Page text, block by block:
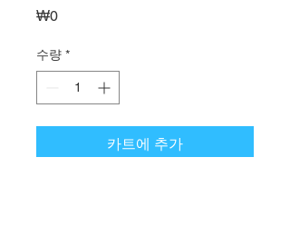
₩0가
수량 *
카트에 추가